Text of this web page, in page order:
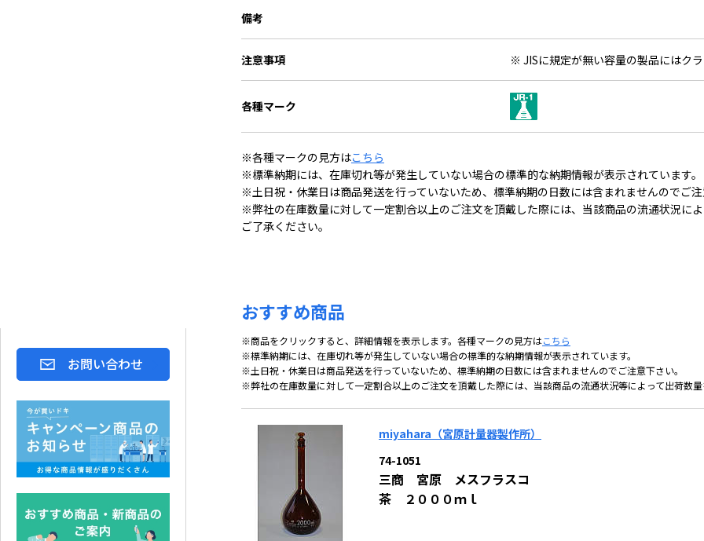
備考
注意事項 ※ JISに規定が無い容量の製品にはク
各種マーク
※各種マークの見方はこちら
※標準納期には、在庫切れ等が発生していない場合の標準的な納期情報が表示されています。
※土日祝・休業日は商品発送を行っていないため、標準納期の日数には含まれませんのでご注
※弊社の在庫数量に対して一定割合以上のご注文を頂戴した際には、当該商品の流通状況に
ご了承ください。
おすすめ商品
※商品をクリックすると、詳細情報を表示します。各種マークの見方はこちら
※標準納期には、在庫切れ等が発生していない場合の標準的な納期情報が表示されています。
※土日祝・休業日は商品発送を行っていないため、標準納期の日数には含まれませんのでご注意下さい。
※弊社の在庫数量に対して一定割合以上のご注文を頂戴した際には、当該商品の流通状況等によって出荷数
miyahara（宮原計量器製作所）
74-1051
三商 宮原 メスフラスコ
茶 ２０００ｍｌ
お問い合わせ